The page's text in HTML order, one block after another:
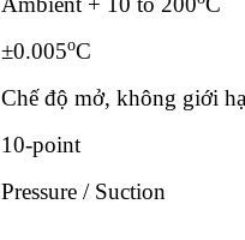
±0.005oC
Chế độ mở, không giới
10-point
Pressure / Suction